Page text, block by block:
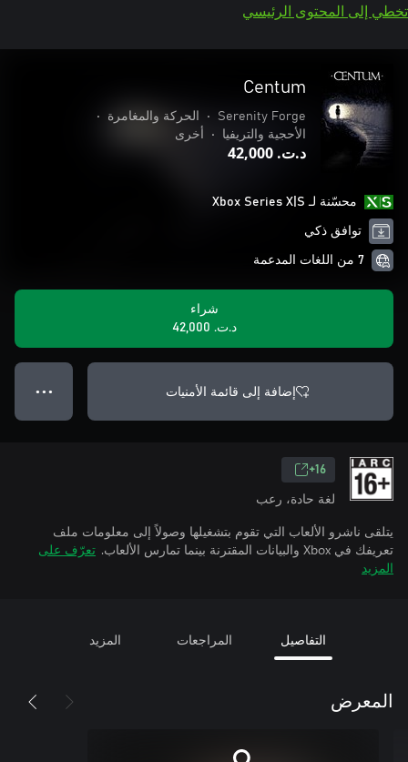
تخطي إلى المحتوى الرئيسي
Centum
Serenity Forge
• الحركة والمغامرة
•
الأحجية والتريفيا
• أخرى
د.ت.‏ 42,000
محسّنة لـ Xbox Series X|S
توافق ذكي
7 من اللغات المدعمة
شراء
د.ت.‏ 42,000
إضافة إلى قائمة الأمنيات ● ● ●
16+
لغة حادة، رعب
يتلقى ناشرو الألعاب التي تقوم بتشغيلها وصولاً إلى معلومات ملف
تعريفك في Xbox والبيانات المقترنة بينما تمارس الألعاب.
تعرّف على
المزيد
التفاصيل المراجعات المزيد
المعرض